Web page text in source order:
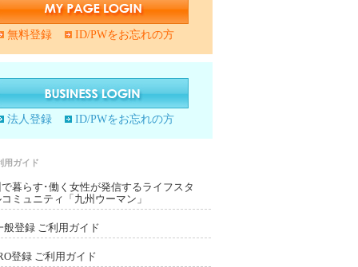
無料登録 ID/PWをお忘れの方
法人登録 ID/PWをお忘れの方
用ガイド
で暮らす･働く女性が発信するライフスタ
ミュニティ「九州ウーマン」
登録 ご利用ガイド
登録 ご利用ガイド